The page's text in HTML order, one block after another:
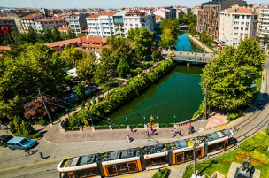
Kültür Sanat
Tarihçe
Resmi İlanlar
Söyleşi
Haber Arşivi